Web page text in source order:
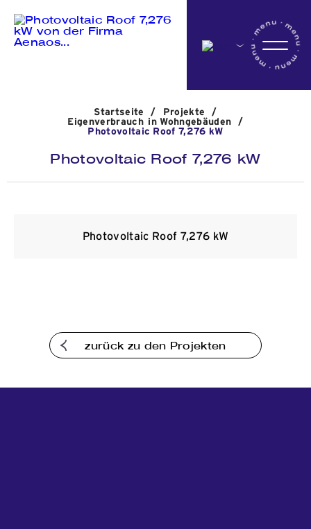
Das Unternehmen
Aktivitäten
Projekte
Kommunikation
Startseite / Projekte
/
Eigenverbrauch in Wohngebäuden
/
Photovoltaic Roof 7,276 kW
Photovoltaic Roof 7,276 kW
Photovoltaic Roof 7,276 kW
zurück zu den Projekten